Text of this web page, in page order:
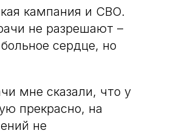
кампания и СВО.
не разрешают –
сердце, но
мне сказали, что у
прекрасно, на
не